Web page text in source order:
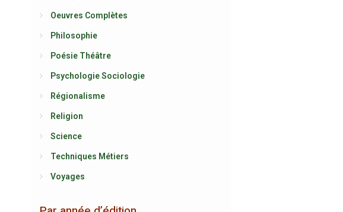
Oeuvres Complètes
Philosophie
Poésie Théâtre
Psychologie Sociologie
Régionalisme
Religion
Science
Techniques Métiers
Voyages